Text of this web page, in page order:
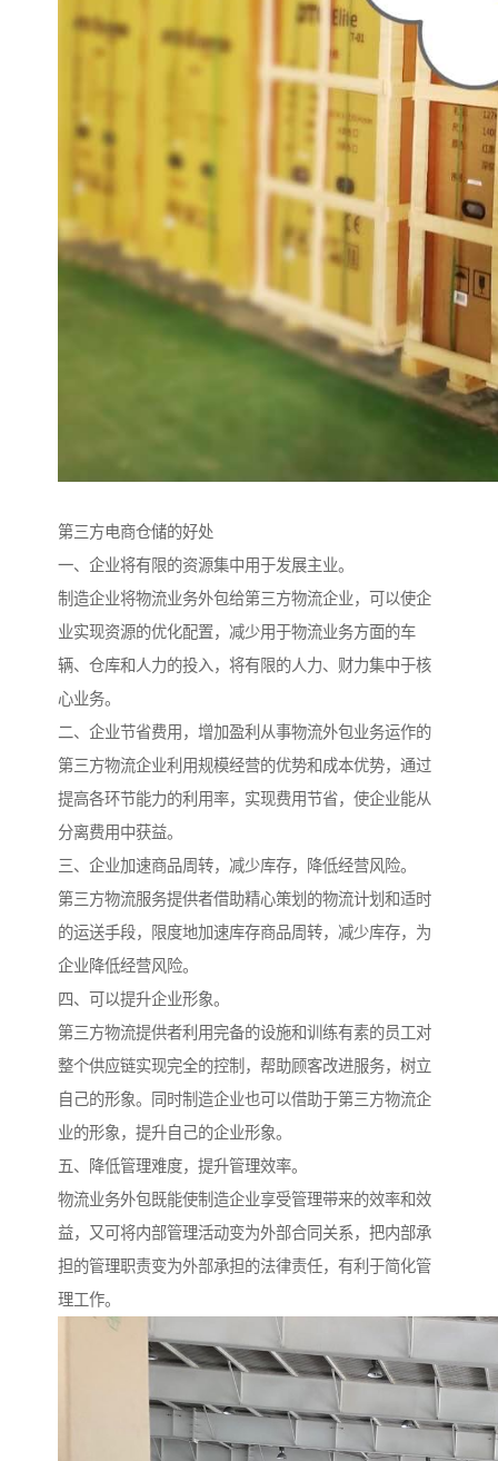
第三方电商仓储的好处
一、企业将有限的资源集中用于发展主业。
制造企业将物流业务外包给第三方物流企业，可以使企
业实现资源的优化配置，减少用于物流业务方面的车
辆、仓库和人力的投入，将有限的人力、财力集中于核
心业务。
二、企业节省费用，增加盈利从事物流外包业务运作的
第三方物流企业利用规模经营的优势和成本优势，通过
提高各环节能力的利用率，实现费用节省，使企业能从
分离费用中获益。
三、企业加速商品周转，减少库存，降低经营风险。
第三方物流服务提供者借助精心策划的物流计划和适时
的运送手段，限度地加速库存商品周转，减少库存，为
企业降低经营风险。
四、可以提升企业形象。
第三方物流提供者利用完备的设施和训练有素的员工对
整个供应链实现完全的控制，帮助顾客改进服务，树立
自己的形象。同时制造企业也可以借助于第三方物流企
业的形象，提升自己的企业形象。
五、降低管理难度，提升管理效率。
物流业务外包既能使制造企业享受管理带来的效率和效
益，又可将内部管理活动变为外部合同关系，把内部承
担的管理职责变为外部承担的法律责任，有利于简化管
理工作。